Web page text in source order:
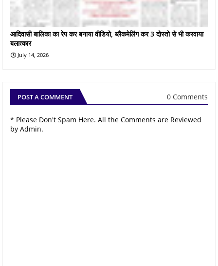
आदिवासी बालिका का रेप कर बनाया वीडियो, ब्लैकमेलिंग कर 3 दोस्तो से भी करवाया
बलात्कार
July 14, 2026
POST A COMMENT 0 Comments
* Please Don't Spam Here. All the Comments are Reviewed
by Admin.